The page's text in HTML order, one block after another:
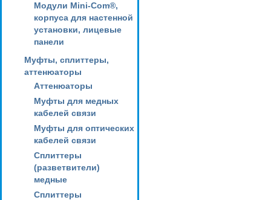
Модули Mini-Com®,
корпуса для настенной
установки, лицевые
панели
Муфты, сплиттеры,
аттенюаторы
Аттенюаторы
Муфты для медных
кабелей связи
Муфты для оптических
кабелей связи
Сплиттеры
(разветвители)
медные
Сплиттеры